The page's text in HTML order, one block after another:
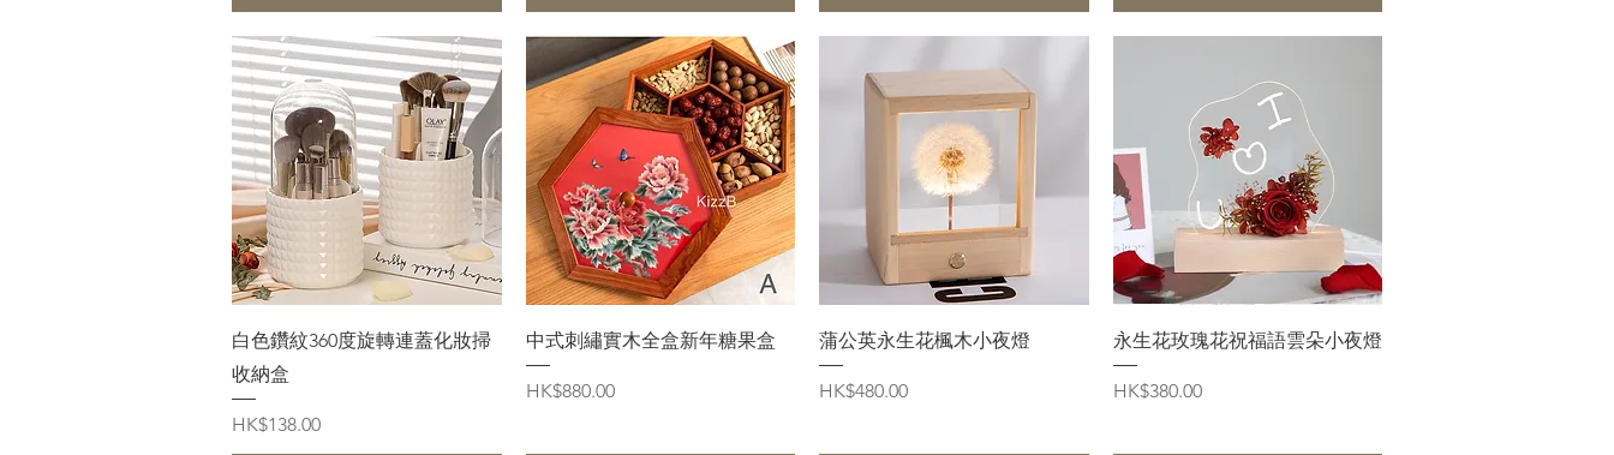
快速瀏覽
白色鑽紋360度旋轉連蓋化妝掃
收納盒
價格
HK$138.00
快速瀏覽
中式刺繡實木全盒新年糖果盒
價格
HK$880.00
快速瀏覽
蒲公英永生花楓木小夜燈
價格
HK$480.00
快速瀏覽
永生花玫瑰花祝福語雲朵小夜燈
價格
HK$380.00